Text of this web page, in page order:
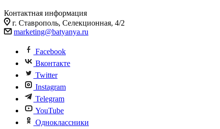
Контактная информация
г. Ставрополь, Селекционная, 4/2
marketing@batyanya.ru
Facebook
Вконтакте
Twitter
Instagram
Telegram
YouTube
Одноклассники